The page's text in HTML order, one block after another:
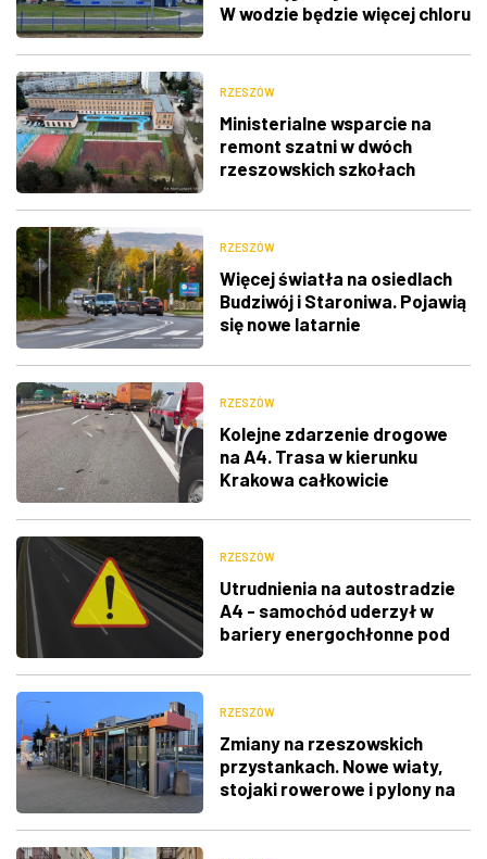
W wodzie będzie więcej chloru
RZESZÓW
Ministerialne wsparcie na
remont szatni w dwóch
rzeszowskich szkołach
RZESZÓW
Więcej światła na osiedlach
Budziwój i Staroniwa. Pojawią
się nowe latarnie
RZESZÓW
Kolejne zdarzenie drogowe
na A4. Trasa w kierunku
Krakowa całkowicie
RZESZÓW
Utrudnienia na autostradzie
A4 - samochód uderzył w
bariery energochłonne pod
RZESZÓW
Zmiany na rzeszowskich
przystankach. Nowe wiaty,
stojaki rowerowe i pylony na